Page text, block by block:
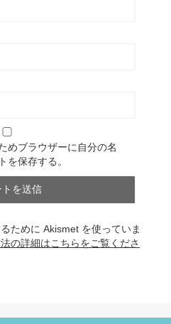
めブラウザーに自分の名
を保存する。
ために Akismet を使っていま
の詳細はこちらをご覧くださ